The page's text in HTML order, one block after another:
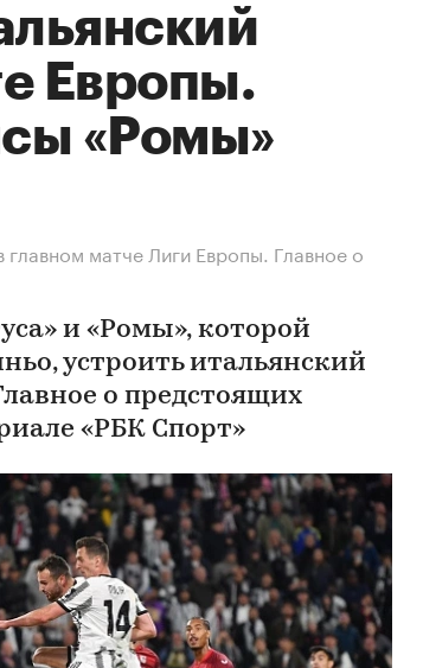
Европы.
«Ромы»
матче Лиги Европы. Главное о
и «Ромы», которой
устроить итальянский
о предстоящих
«РБК Спорт»